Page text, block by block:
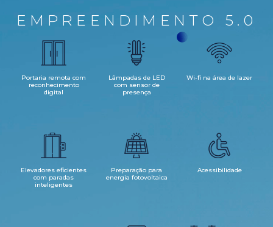
EMPREENDIMENTO 5.0
Portaria remota com
reconhecimento
digital
Lâmpadas de LED
com sensor de
presença
Wi-fi na área de lazer
Elevadores eficientes
com paradas
inteligentes
Preparação para
energia fotovoltaica
Acessibilidade